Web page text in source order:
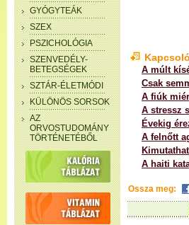
GYÓGYTEÁK
SZEX
PSZICHOLÓGIA
SZENVEDÉLY-
BETEGSÉGEK
SZTÁR-ÉLETMÓDI
KÜLÖNÖS SORSOK
AZ
ORVOSTUDOMÁNY
TÖRTÉNETÉBŐL
A múlt
Csak
A fiúk
A stressz
Évekig
A felnőtt
A haiti
Ossza meg: